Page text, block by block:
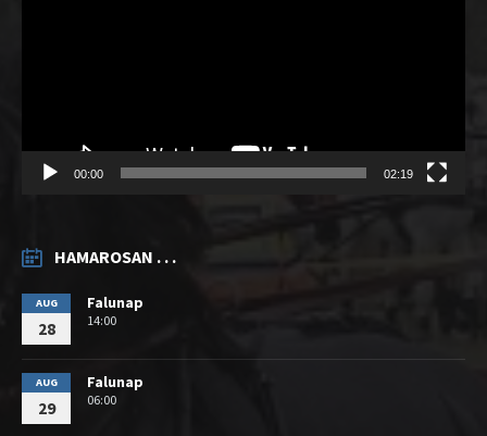
00:00 02:19
HAMAROSAN . . .
AUG
28
Falunap
14:00
AUG
29
Falunap
06:00